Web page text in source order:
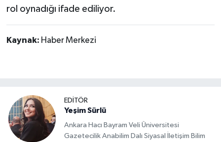
rol oynadığı ifade ediliyor.
Kaynak: Haber Merkezi
EDİTÖR
Yeşim Sürlü
Ankara Hacı Bayram Veli Üniversitesi
Gazetecilik Anabilim Dalı Siyasal İletişim Bilim